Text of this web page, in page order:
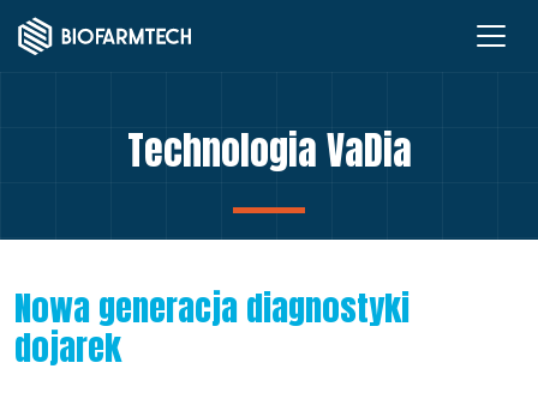
Technologia VaDia
Nowa generacja diagnostyki
dojarek